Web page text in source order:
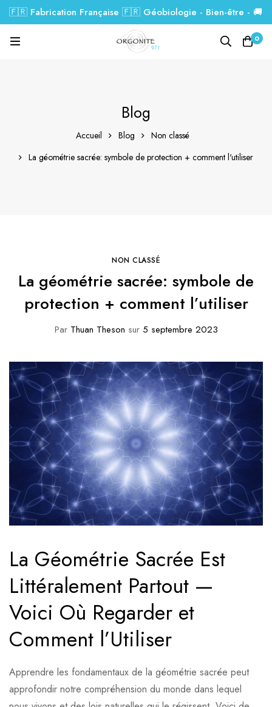
🇫🇷 Fabrication Française 🇫🇷 Géobiologie - Bien-être - 🚚
Livraison GRATUITE dés 99€.
0
Blog
Accueil Blog
Non classé
La géométrie sacrée: symbole de protection + comment l'utiliser
NON CLASSÉ
La géométrie sacrée: symbole de
protection + comment l’utiliser
ParThuan Theson sur5 septembre 2023
La Géométrie Sacrée Est
Littéralement Partout —
Voici Où Regarder et
Comment l’Utiliser
Apprendre les fondamentaux de la géométrie sacrée peut
approfondir notre compréhension du monde dans lequel